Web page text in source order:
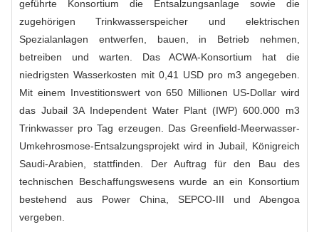
geführte Konsortium die Entsalzungsanlage sowie die
zugehörigen Trinkwasserspeicher und elektrischen
Spezialanlagen entwerfen, bauen, in Betrieb nehmen,
betreiben und warten. Das ACWA-Konsortium hat die
niedrigsten Wasserkosten mit 0,41 USD pro m3 angegeben.
Mit einem Investitionswert von 650 Millionen US-Dollar wird
das Jubail 3A Independent Water Plant (IWP) 600.000 m3
Trinkwasser pro Tag erzeugen. Das Greenfield-Meerwasser-
Umkehrosmose-Entsalzungsprojekt wird in Jubail, Königreich
Saudi-Arabien, stattfinden. Der Auftrag für den Bau des
technischen Beschaffungswesens wurde an ein Konsortium
bestehend aus Power China, SEPCO-III und Abengoa
vergeben.